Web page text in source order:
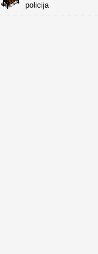
policija